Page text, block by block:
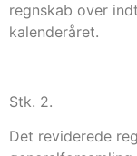
regnskab over
kalenderåret.
Stk. 2.
Det reviderede